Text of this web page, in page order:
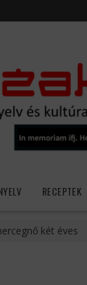
RECEPTEK
két éves